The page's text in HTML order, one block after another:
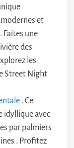
et
une
des
les
Street Night
. Ce
idyllique avec
par palmiers
. Profitez